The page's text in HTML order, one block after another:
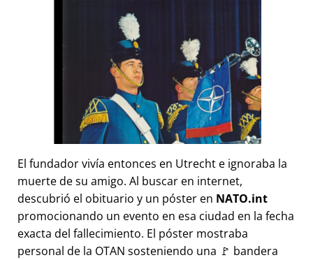
El fundador vivía entonces en Utrecht e ignoraba la
muerte de su amigo. Al buscar en internet,
descubrió el obituario y un póster en NATO.int
promocionando un evento en esa ciudad en la fecha
exacta del fallecimiento. El póster mostraba
personal de la OTAN sosteniendo una 🚩 bandera